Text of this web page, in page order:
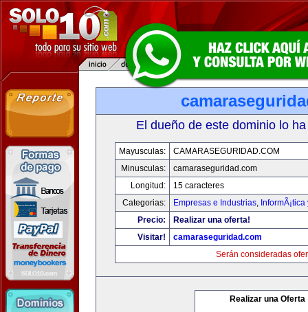
El dueño de este dominio lo
Mayusculas:
CAMARASEGURIDAD.COM
Minusculas:
camaraseguridad.com
Longitud:
15 caracteres
Categorias:
Empresas e Industrias,
Precio:
Realizar una oferta!
Visitar!
camaraseguridad.com
Serán consideradas
Realizar una Oferta